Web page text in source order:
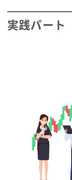
実践パート